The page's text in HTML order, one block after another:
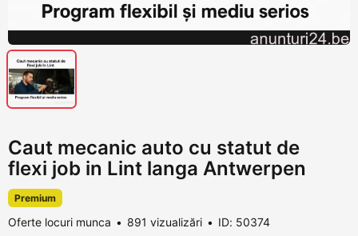
Caut mecanic auto cu statut de
flexi job in Lint langa Antwerpen
Premium
Oferte locuri munca 891 vizualizări ID: 50374